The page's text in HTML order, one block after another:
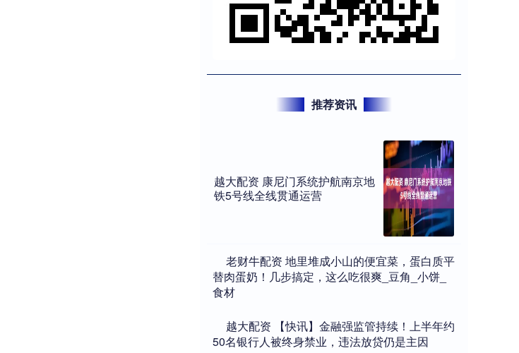
推荐资讯
越大配资 康尼门系统护航南京地
铁5号线全线贯通运营
​老财牛配资 地里堆成小山的便宜菜，蛋白质平
替肉蛋奶！几步搞定，这么吃很爽_豆角_小饼_
食材
​越大配资 【快讯】金融强监管持续！上半年约
50名银行人被终身禁业，违法放贷仍是主因